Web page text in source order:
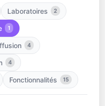
Laboratoires 2
1
4
4
Fonctionnalités 15